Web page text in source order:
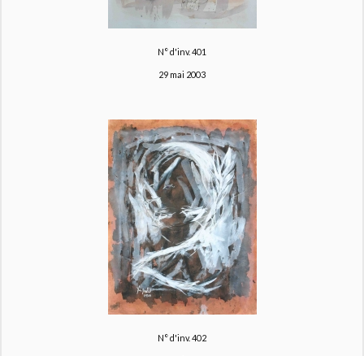
N° d'inv. 401
29 mai 2003
N° d'inv. 402